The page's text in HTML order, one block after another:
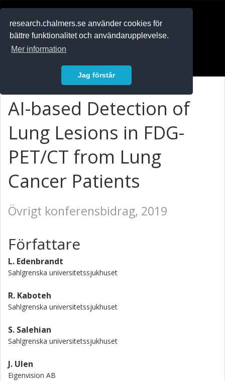
research.chalmers.se använder cookies för
bättre funktionalitet och användarupplevelse.
Mer information
Jag förstår
AI-based Detection of
Lung Lesions in FDG-
PET/CT from Lung
Cancer Patients
Övrigt konferensbidrag, 2019
Författare
L. Edenbrandt
Sahlgrenska universitetssjukhuset
R. Kaboteh
Sahlgrenska universitetssjukhuset
S. Salehian
Sahlgrenska universitetssjukhuset
J. Ulen
Eigenvision AB